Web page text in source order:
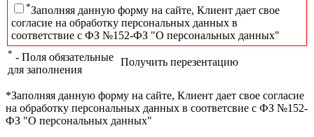
*Заполняя данную форму на сайте, Клиент дает свое
согласие на обработку персональных данных в
соответствие с ФЗ №152-ФЗ "О персональных данных"
* - Поля обязательные
для заполнения
Получить перезентацию
*Заполняя данную форму на сайте, Клиент дает свое согласие
на обработку персональных данных в соответсвие с ФЗ №152-
ФЗ "О персональных данных"